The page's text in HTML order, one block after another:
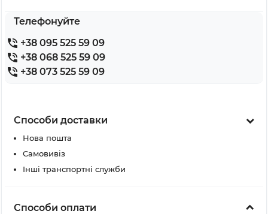
Телефонуйте
+38 095 525 59 09
+38 068 525 59 09
+38 073 525 59 09
Способи доставки
Нова пошта
Самовивіз
Інші транспортні служби
Способи оплати